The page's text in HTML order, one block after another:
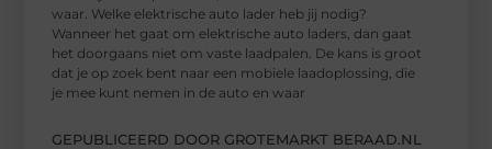
waar. Welke elektrische auto lader heb jij nodig?
Wanneer het gaat om elektrische auto laders, dan gaat
het doorgaans niet om vaste laadpalen. De kans is groot
dat je op zoek bent naar een mobiele laadoplossing, die
je mee kunt nemen in de auto en waar
GEPUBLICEERD DOOR GROTEMARKT BERAAD.NL